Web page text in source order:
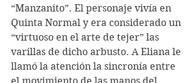
“Manzanito”. El personaje vivía en
Quinta Normal y era considerado un
“virtuoso en el arte de tejer” las
varillas de dicho arbusto. A Eliana le
llamó la atención la sincronía entre